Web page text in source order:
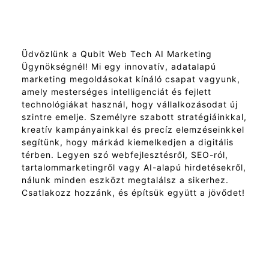
Üdvözlünk a Qubit Web Tech AI Marketing
Ügynökségnél! Mi egy innovatív, adatalapú
marketing megoldásokat kínáló csapat vagyunk,
amely mesterséges intelligenciát és fejlett
technológiákat használ, hogy vállalkozásodat új
szintre emelje. Személyre szabott stratégiáinkkal,
kreatív kampányainkkal és precíz elemzéseinkkel
segítünk, hogy márkád kiemelkedjen a digitális
térben. Legyen szó webfejlesztésről, SEO-ról,
tartalommarketingről vagy AI-alapú hirdetésekről,
nálunk minden eszközt megtalálsz a sikerhez.
Csatlakozz hozzánk, és építsük együtt a jövődet!